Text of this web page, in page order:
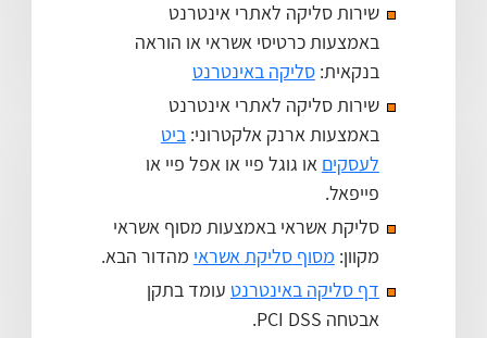
שירות סליקה לאתרי אינטרנט
באמצעות כרטיסי אשראי או הוראה
בנקאית:סליקה באינטרנט
שירות סליקה לאתרי אינטרנט
באמצעות ארנק אלקטרוני: ביט
לעסקים או גוגל פיי או אפל פיי או
פייפאל.
סליקת אשראי באמצעות מסוף אשראי
מקוון: מסוף סליקת אשראי מהדור הבא.
דף סליקה באינטרנט עומד בתקן
אבטחה PCI DSS.